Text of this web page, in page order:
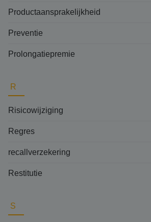
Productaansprakelijkheid
Preventie
Prolongatiepremie
R
Risicowijziging
Regres
recallverzekering
Restitutie
S